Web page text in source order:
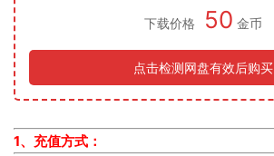
下载价格 50 金币
点击检测网盘有效后购买
1、充值方式：